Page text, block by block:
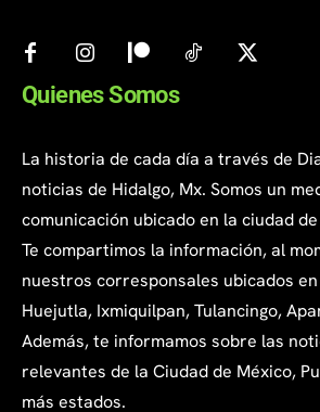
Quienes Somos
La historia de cada día a través de
noticias de Hidalgo, Mx. Somos un
comunicación ubicado en la ciudad
Te compartimos la información, al
nuestros corresponsales ubicados
Huejutla, Ixmiquilpan, Tulancingo,
Además, te informamos sobre las
relevantes de la Ciudad de México,
más estados.